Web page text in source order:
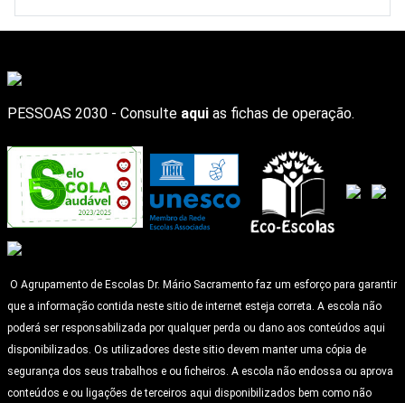
PESSOAS 2030 - Consulte aqui as fichas de operação.
O Agrupamento de Escolas Dr. Mário Sacramento faz um esforço para garantir
que a informação contida neste sitio de internet esteja correta. A escola não
poderá ser responsabilizada por qualquer perda ou dano aos conteúdos aqui
disponibilizados. Os utilizadores deste sitio devem manter uma cópia de
segurança dos seus trabalhos e ou ficheiros. A escola não endossa ou aprova
conteúdos e ou ligações de terceiros aqui disponibilizados bem como não